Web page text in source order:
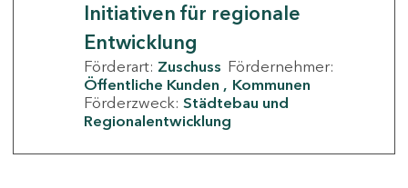
Initiativen für regionale
Entwicklung
Förderart: Zuschuss Fördernehmer:
Öffentliche Kunden
Kommunen
Förderzweck: Städtebau und
Regionalentwicklung